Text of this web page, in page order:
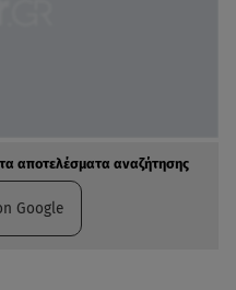
αποτελέσματα αναζήτησης
Google